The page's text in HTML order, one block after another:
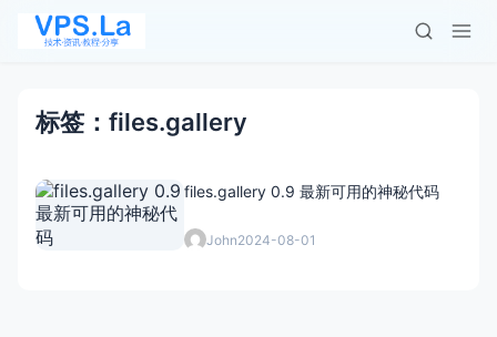
标签：files.gallery
files.gallery 0.9 最新可用的神秘代码
John2024-08-01